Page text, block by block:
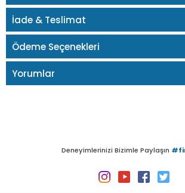
İade & Teslimat
Ödeme Seçenekleri
Yorumlar
Deneyimlerinizi Bizimle Paylaşın